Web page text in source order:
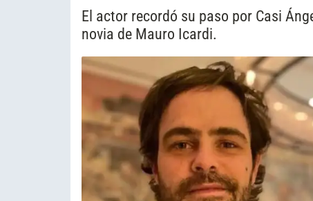
El actor recordó su paso por Casi
novia de Mauro Icardi.